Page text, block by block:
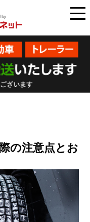
の注意点とお